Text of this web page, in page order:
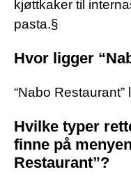
kjøttkaker til
pasta.§
Hvor ligger
“Nabo
Hvilke typer
finne på
Restaurant”?